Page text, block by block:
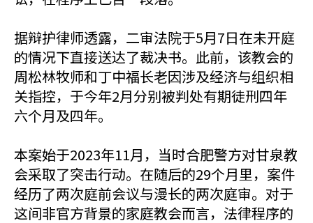
据辩护律师透露，二审法院于5月7日在未开庭
的情况下直接送达了裁决书。此前，该教会的
周松林牧师和丁中福长老因涉及经济与组织相
关指控，于今年2月分别被判处有期徒刑四年
六个月及四年。
本案始于2023年11月，当时合肥警方对甘泉教
会采取了突击行动。在随后的29个月里，案件
经历了两次庭前会议与漫长的两次庭审。对于
这间非官方背景的家庭教会而言，法律程序的